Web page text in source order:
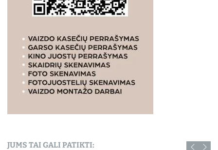
JUMS TAI GALI PATIKTI: